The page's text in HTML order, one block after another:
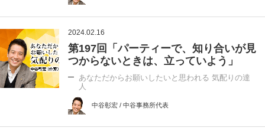
2024.02.16
第197回「パーティーで、知り合いが見
つからないときは、立っていよう」
あなただからお願いしたいと思われる 気配りの達
人
中谷彰宏 / 中谷事務所代表